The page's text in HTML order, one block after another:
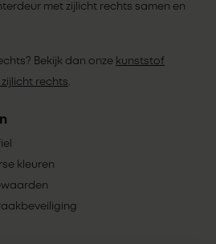
met zijlicht rechts samen en
Bekijk dan onze kunststof
rechts
kleuren